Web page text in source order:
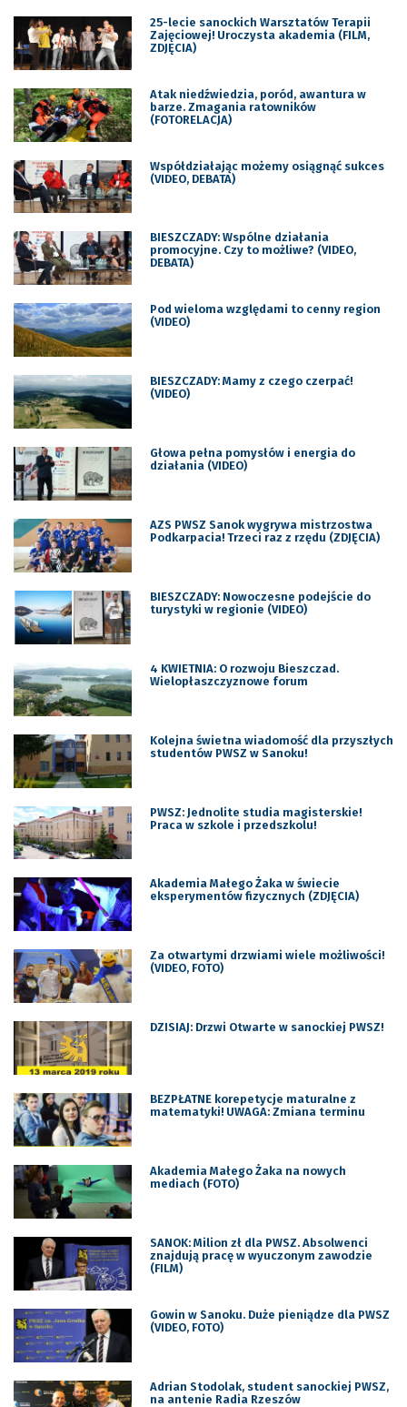
25-lecie sanockich Warsztatów Terapii
Zajęciowej! Uroczysta akademia (FILM,
ZDJĘCIA)
Atak niedźwiedzia, poród, awantura w
barze. Zmagania ratowników
(FOTORELACJA)
Współdziałając możemy osiągnąć sukces
(VIDEO, DEBATA)
BIESZCZADY: Wspólne działania
promocyjne. Czy to możliwe? (VIDEO,
DEBATA)
Pod wieloma względami to cenny region
(VIDEO)
BIESZCZADY: Mamy z czego czerpać!
(VIDEO)
Głowa pełna pomysłów i energia do
działania (VIDEO)
AZS PWSZ Sanok wygrywa mistrzostwa
Podkarpacia! Trzeci raz z rzędu (ZDJĘCIA)
BIESZCZADY: Nowoczesne podejście do
turystyki w regionie (VIDEO)
4 KWIETNIA: O rozwoju Bieszczad.
Wielopłaszczyznowe forum
Kolejna świetna wiadomość dla przyszłych
studentów PWSZ w Sanoku!
PWSZ: Jednolite studia magisterskie!
Praca w szkole i przedszkolu!
Akademia Małego Żaka w świecie
eksperymentów fizycznych (ZDJĘCIA)
Za otwartymi drzwiami wiele możliwości!
(VIDEO, FOTO)
DZISIAJ: Drzwi Otwarte w sanockiej PWSZ!
BEZPŁATNE korepetycje maturalne z
matematyki! UWAGA: Zmiana terminu
Akademia Małego Żaka na nowych
mediach (FOTO)
SANOK: Milion zł dla PWSZ. Absolwenci
znajdują pracę w wyuczonym zawodzie
(FILM)
Gowin w Sanoku. Duże pieniądze dla PWSZ
(VIDEO, FOTO)
Adrian Stodolak, student sanockiej PWSZ,
na antenie Radia Rzeszów